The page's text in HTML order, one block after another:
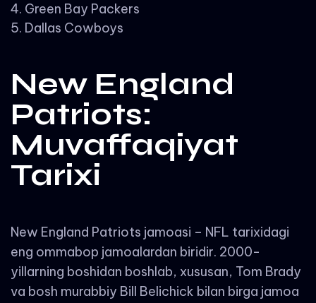
Green Bay Packers
Dallas Cowboys
New England
Patriots:
Muvaffaqiyat
Tarixi
New England Patriots jamoasi – NFL tarixidagi
eng ommabop jamoalardan biridir. 2000-
yillarning boshidan boshlab, xususan, Tom Brady
va bosh murabbiy Bill Belichick bilan birga jamoa